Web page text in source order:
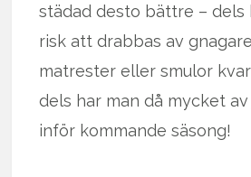
städad desto bättre – dels
risk att drabbas av
matrester eller smulor
dels har man då mycket
inför kommande säsong!